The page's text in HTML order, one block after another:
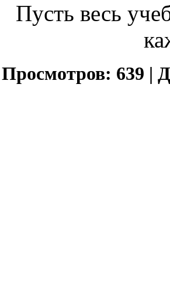
Пусть весь
Просмотров: 639 |